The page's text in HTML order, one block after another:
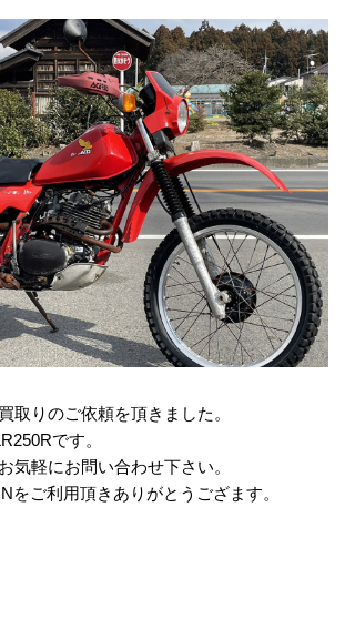
取りのご依頼を頂きました。
です。
気軽にお問い合わせ下さい。
をご利用頂きありがとうござます。